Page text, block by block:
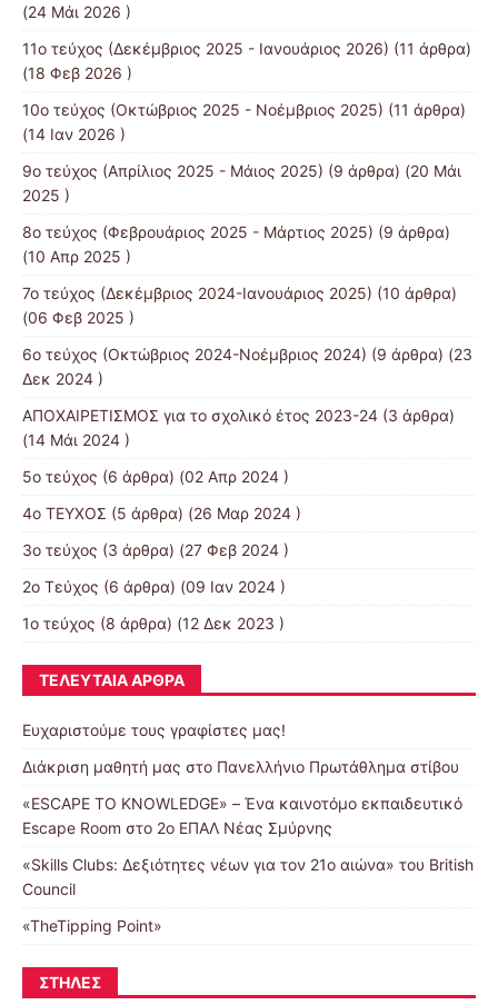
(24 Μάι 2026 )
11ο τεύχος (Δεκέμβριος 2025 - Ιανουάριος 2026) (11 άρθρα)
(18 Φεβ 2026 )
10o τεύχος (Οκτώβριος 2025 - Νοέμβριος 2025) (11 άρθρα)
(14 Ιαν 2026 )
9o τεύχος (Απρίλιος 2025 - Μάιος 2025) (9 άρθρα) (20 Μάι
2025 )
8o τεύχος (Φεβρουάριος 2025 - Μάρτιος 2025) (9 άρθρα)
(10 Απρ 2025 )
7ο τεύχος (Δεκέμβριος 2024-Ιανουάριος 2025) (10 άρθρα)
(06 Φεβ 2025 )
6o τεύχος (Οκτώβριος 2024-Νοέμβριος 2024) (9 άρθρα) (23
Δεκ 2024 )
ΑΠΟΧΑΙΡΕΤΙΣΜΟΣ για το σχολικό έτος 2023-24 (3 άρθρα)
(14 Μάι 2024 )
5ο τεύχος (6 άρθρα) (02 Απρ 2024 )
4o ΤΕΥΧΟΣ (5 άρθρα) (26 Μαρ 2024 )
3ο τεύχος (3 άρθρα) (27 Φεβ 2024 )
2ο Τεύχος (6 άρθρα) (09 Ιαν 2024 )
1ο τεύχος (8 άρθρα) (12 Δεκ 2023 )
ΤΕΛΕΥΤΑΊΑ ΆΡΘΡΑ
Ευχαριστούμε τους γραφίστες μας!
Διάκριση μαθητή μας στο Πανελλήνιο Πρωτάθλημα στίβου
«ESCAPE TO KNOWLEDGE» – Ένα καινοτόμο εκπαιδευτικό
Escape Room στο 2ο ΕΠΑΛ Νέας Σμύρνης
«Skills Clubs: Δεξιότητες νέων για τον 21ο αιώνα» του British
Council
«TheTipping Point»
ΣΤΉΛΕΣ